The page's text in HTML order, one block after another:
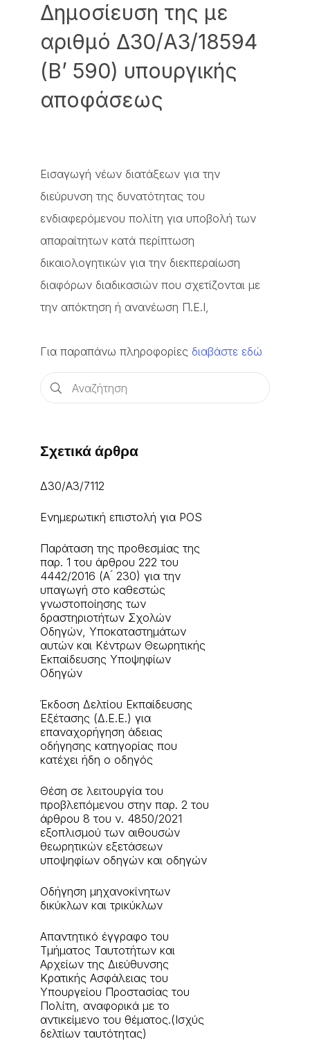
Δημοσίευση της με
αριθμό Δ30/A3/18594
(Β’ 590) υπουργικής
αποφάσεως
Εισαγωγή νέων διατάξεων για την
διεύρυνση της δυνατότητας του
ενδιαφερόμενου πολίτη για υποβολή των
απαραίτητων κατά περίπτωση
δικαιολογητικών για την διεκπεραίωση
διαφόρων διαδικασιών που σχετίζονται με
την απόκτηση ή ανανέωση Π.Ε.Ι,
Για παραπάνω πληροφορίες διαβάστε εδώ
Σχετικά άρθρα
Δ30/Α3/7112
Ενημερωτική επιστολή για POS
Παράταση της προθεσμίας της
παρ. 1 του άρθρου 222 του
4442/2016 (Α ́ 230) για την
υπαγωγή στο καθεστώς
γνωστοποίησης των
δραστηριοτήτων Σχολών
Οδηγών, Υποκαταστημάτων
αυτών και Κέντρων Θεωρητικής
Εκπαίδευσης Υποψηφίων
Οδηγών
Έκδοση Δελτίου Εκπαίδευσης
Εξέτασης (Δ.Ε.Ε.) για
επαναχορήγηση άδειας
οδήγησης κατηγορίας που
κατέχει ήδη ο οδηγός
Θέση σε λειτουργία του
προβλεπόμενου στην παρ. 2 του
άρθρου 8 του ν. 4850/2021
εξοπλισμού των αιθουσών
θεωρητικών εξετάσεων
υποψηφίων οδηγών και οδηγών
Οδήγηση μηχανοκίνητων
δικύκλων και τρικύκλων
Aπαντητικό έγγραφο του
Τμήματος Ταυτοτήτων και
Αρχείων της Διεύθυνσης
Κρατικής Ασφάλειας του
Υπουργείου Προστασίας του
Πολίτη, αναφορικά με το
αντικείμενο του θέματος.(Ισχύς
δελτίων ταυτότητας)